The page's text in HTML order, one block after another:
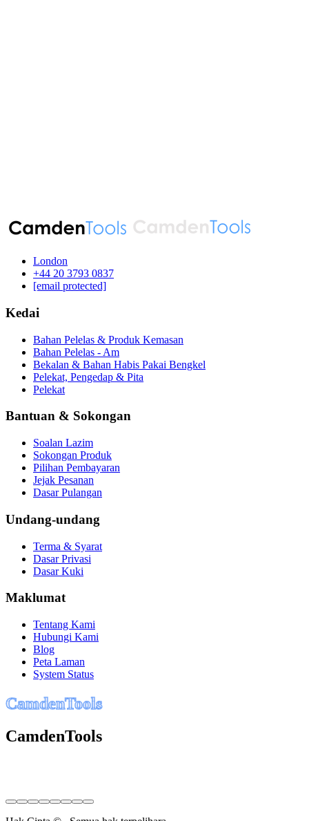
London
‪+44 20 3793 0837‬
[email protected]
Kedai
Bahan Pelelas & Produk Kemasan
Bahan Pelelas - Am
Bekalan & Bahan Habis Pakai Bengkel
Pelekat, Pengedap & Pita
Pelekat
Bantuan & Sokongan
Soalan Lazim
Sokongan Produk
Pilihan Pembayaran
Jejak Pesanan
Dasar Pulangan
Undang-undang
Terma & Syarat
Dasar Privasi
Dasar Kuki
Maklumat
Tentang Kami
Hubungi Kami
Blog
Peta Laman
System Status
CamdenTools
CamdenTools